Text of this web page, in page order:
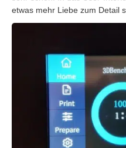
etwas mehr Liebe zum Detail